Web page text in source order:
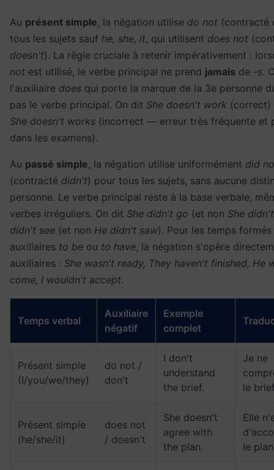
Au présent simple, la négation utilise do not (contracté
tous les sujets sauf he, she, it, qui utilisent does not
doesn't). La règle cruciale à retenir impérativement :
not est utilisé, le verbe principal ne prend jamais de -s.
l'auxiliaire does qui porte la marque de la 3e personne
pas le verbe principal. On dit She doesn't work (correct)
She doesn't works (incorrect — erreur très fréquente et
dans les examens).
Au passé simple, la négation utilise uniformément did
(contracté didn't) pour tous les sujets, sans aucune
personne. Le verbe principal reste à la base verbale,
verbes irréguliers. On dit She didn't go (et non She
didn't see (et non He didn't saw). Pour les temps
auxiliaires to be ou to have, la négation s'opère
auxiliaires : She wasn't ready, They haven't finished, He
come, I wouldn't accept.
Temps verbal
Auxiliaire
négatif
Exemple
complet
Présent simple
(I/you/we/they)
do not /
don't
I don't
understand
the brief.
Je ne
le
Présent simple
(he/she/it)
does not
/ doesn't
She doesn't
agree with
the plan.
Elle
le